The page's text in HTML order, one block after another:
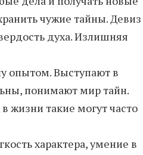
чужие тайны. Девиз
духа. Излишняя
опытом. Выступают в
понимают мир тайн.
жизни такие могут часто
характера, умение в